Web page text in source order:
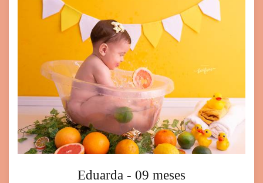
Eduarda - 09 meses